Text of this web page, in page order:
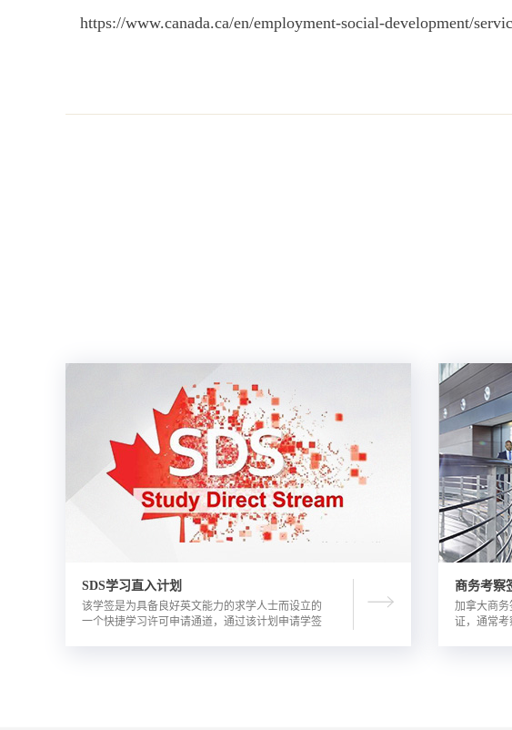
https://www.canada.ca/en/employment-social-development/
SDS学习直入计划
该学签是为具备良好英文能力的求学人士而设立的
一个快捷学习许可申请通道，通过该计划申请学签
商务考察
加拿大商
证，通常